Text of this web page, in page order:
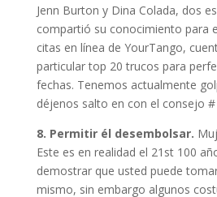
Jenn Burton y Dina Colada, dos
compartió su conocimiento para
citas en línea de YourTango,
particular top 20 trucos para
fechas. Tenemos actualmente
déjenos salto en con el consejo #
8. Permitir él desembolsar.
Este es en realidad el 21st 100
demostrar que usted puede
mismo, sin embargo algunos